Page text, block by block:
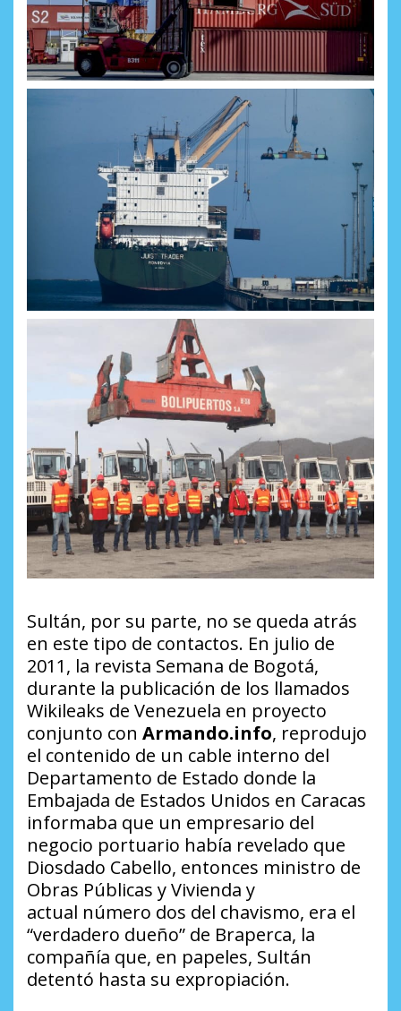
Sultán, por su parte, no se queda atrás
en este tipo de contactos. En julio de
2011, la revista Semana de Bogotá,
durante la publicación de los llamados
Wikileaks de Venezuela en proyecto
conjunto con Armando.info, reprodujo
el contenido de un cable interno del
Departamento de Estado donde la
Embajada de Estados Unidos en Caracas
informaba que un empresario del
negocio portuario había revelado que
Diosdado Cabello, entonces ministro de
Obras Públicas y Vivienda y
actual número dos del chavismo, era el
“verdadero dueño” de Braperca, la
compañía que, en papeles, Sultán
detentó hasta su expropiación.